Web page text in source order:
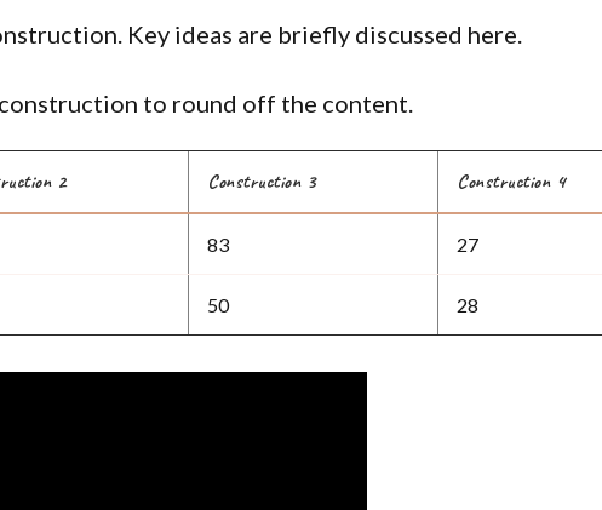
Key ideas are briefly discussed here.
to round off the content.
2 Construction 3 Construction 4
83 27
50 28